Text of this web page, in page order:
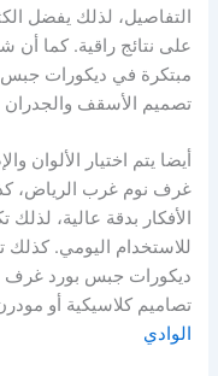
التفاصيل، لذلك يفضل
على نتائج راقية. كما أن
مبتكرة في ديكورات
تصميم الأسقف والجدران
أيضا يتم اختيار الألوان
غرف نوم غرب الرياض،
الأفكار بدقة عالية،
للاستخدام اليومي.
ديكورات جبس بورد غرف
تصاميم كلاسيكية أو
الوادي